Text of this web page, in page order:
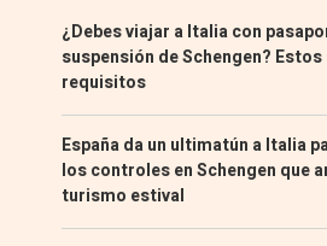
¿Debes viajar a Italia con
suspensión de Schengen?
requisitos
España da un ultimatún a Italia
los controles en Schengen que
turismo estival